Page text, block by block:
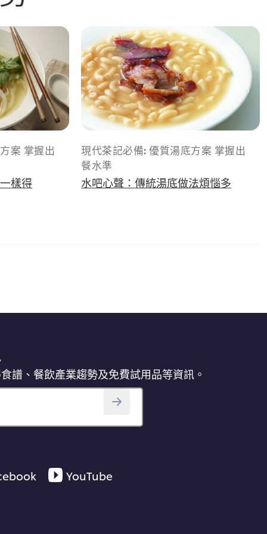
案 掌握出
樣得
現代茶記必備: 優質湯底方案 掌握出
餐水準
水吧心聲：傳統湯底做法煩惱多
譜、餐飲產業趨勢及免費試用品等資訊。
YouTube